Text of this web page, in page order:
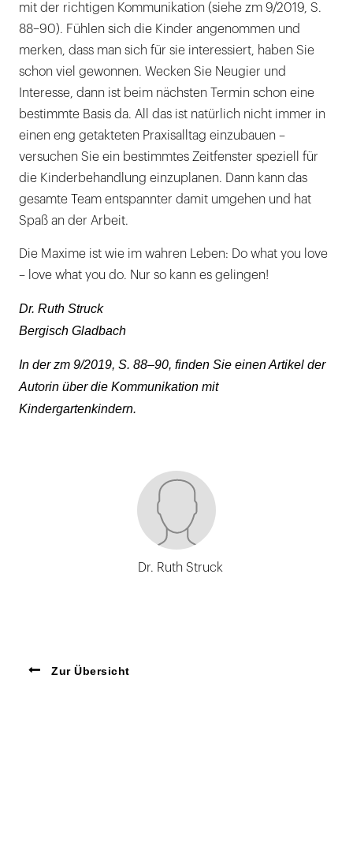
mit der richtigen Kommunikation (siehe zm 9/2019, S.
88–90). Fühlen sich die Kinder angenommen und
merken, dass man sich für sie interessiert, haben Sie
schon viel gewonnen. Wecken Sie Neugier und
Interesse, dann ist beim nächsten Termin schon eine
bestimmte Basis da. All das ist natürlich nicht immer in
einen eng getakteten Praxisalltag einzubauen –
versuchen Sie ein bestimmtes Zeitfenster speziell für
die Kinderbehandlung einzuplanen. Dann kann das
gesamte Team entspannter damit umgehen und hat
Spaß an der Arbeit.
Die Maxime ist wie im wahren Leben: Do what you love
– love what you do. Nur so kann es gelingen!
Dr. Ruth Struck
Bergisch Gladbach
In der zm 9/2019, S. 88–90, finden Sie einen Artikel der
Autorin über die Kommunikation mit
Kindergartenkindern.
Dr. Ruth Struck
Zur Übersicht